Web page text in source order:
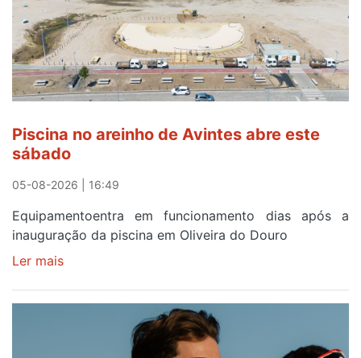
solar
esgotam
em
menos
de
24
após
campanha
reforço
Piscina no areinho de Avintes abre este
sábado
05-08-2026 | 16:49
Equipamentoentra em funcionamento dias após a
inauguração da piscina em Oliveira do Douro
Ler mais
no